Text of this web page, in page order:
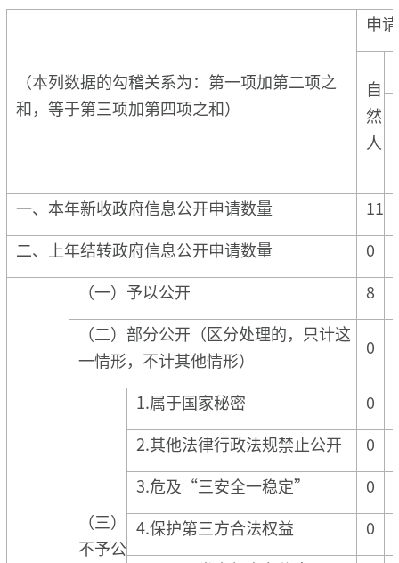
（本列数据的勾稽关系为：第一项加第二项之
和，等于第三项加第四项之和）
申
自
然
人
一、本年新收政府信息公开申请数量
11
二、上年结转政府信息公开申请数量
0
（一）予以公开 8
（二）部分公开（区分处理的，只计这
一情形，不计其他情形）
0
（三）
不予公
1.属于国家秘密 0
2.其他法律行政法规禁止公开
0
3.危及“三安全一稳定”
0
4.保护第三方合法权益
0